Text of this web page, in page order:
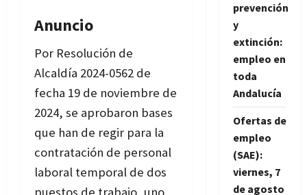
Anuncio
Por Resolución de
Alcaldía 2024-0562 de
fecha 19 de noviembre de
2024, se aprobaron bases
que han de regir para la
contratación de personal
laboral temporal de dos
prevención
y
extinción:
empleo en
toda
Andalucía
Ofertas de
empleo
(SAE):
viernes, 7
de agosto